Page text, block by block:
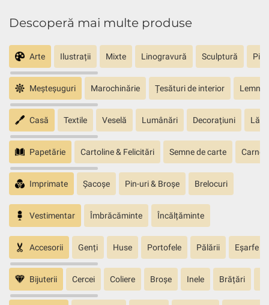
Descoperă mai multe produse
Arte Ilustrații Mixte Linogravură Sculptură
Meșteșuguri Marochinărie Țesături de interior Lemn
Casă Textile Veselă Lumânări Decorațiuni
Papetărie Cartoline & Felicitări Semne de carte
Imprimate Șacoșe Pin-uri & Broșe Brelocuri
Vestimentar Îmbrăcăminte Încălțăminte
Accesorii Genți Huse Portofele Pălării Eșarfe
Bijuterii Cercei Coliere Broșe Inele Brățări